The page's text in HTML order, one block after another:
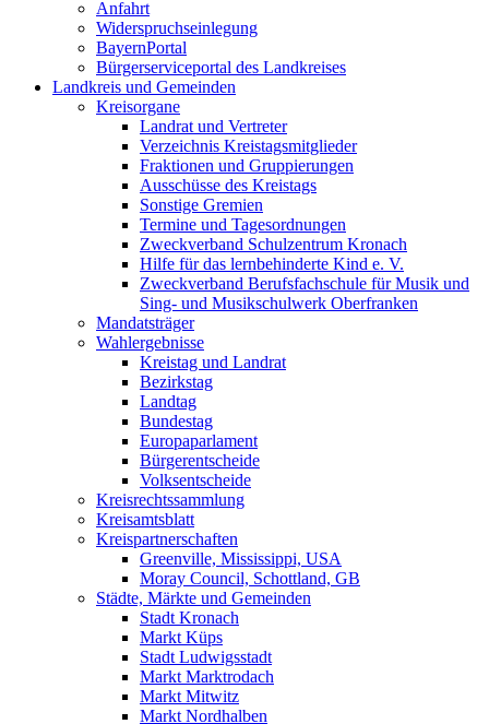
Anfahrt
Widerspruchseinlegung
BayernPortal
Bürgerserviceportal des Landkreises
Landkreis und Gemeinden
Kreisorgane
Landrat und Vertreter
Verzeichnis Kreistagsmitglieder
Fraktionen und Gruppierungen
Ausschüsse des Kreistags
Sonstige Gremien
Termine und Tagesordnungen
Zweckverband Schulzentrum Kronach
Hilfe für das lernbehinderte Kind e. V.
Zweckverband Berufsfachschule für Musik und
Sing- und Musikschulwerk Oberfranken
Mandatsträger
Wahlergebnisse
Kreistag und Landrat
Bezirkstag
Landtag
Bundestag
Europaparlament
Bürgerentscheide
Volksentscheide
Kreisrechtssammlung
Kreisamtsblatt
Kreispartnerschaften
Greenville, Mississippi, USA
Moray Council, Schottland, GB
Städte, Märkte und Gemeinden
Stadt Kronach
Markt Küps
Stadt Ludwigsstadt
Markt Marktrodach
Markt Mitwitz
Markt Nordhalben